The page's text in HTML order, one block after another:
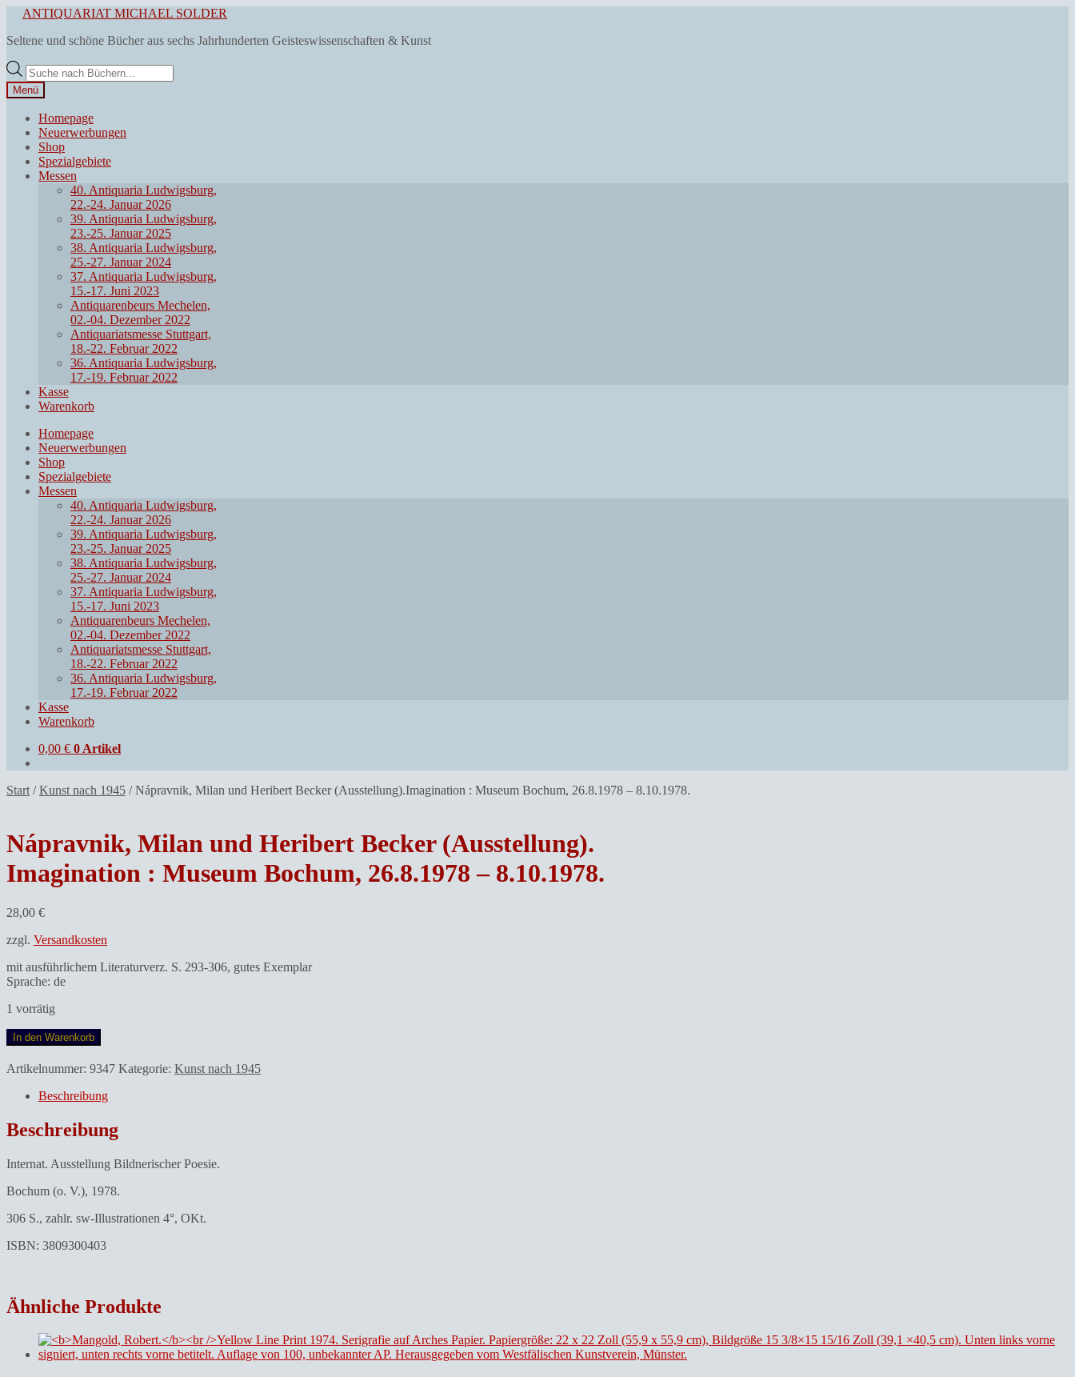
springen
Zum
springen
ANTIQUARIAT MICHAEL SOLDER
Seltene und schöne Bücher aus sechs Jahrhunderten Geisteswissenschaften & Kunst
Products
search
Menü
Homepage
Neuerwerbungen
Shop
Spezialgebiete
Messen
40. Antiquaria Ludwigsburg,
22.-24. Januar 2026
39. Antiquaria Ludwigsburg,
23.-25. Januar 2025
38. Antiquaria Ludwigsburg,
25.-27. Januar 2024
37. Antiquaria Ludwigsburg,
15.-17. Juni 2023
Antiquarenbeurs Mechelen,
02.-04. Dezember 2022
Antiquariatsmesse Stuttgart,
18.-22. Februar 2022
36. Antiquaria Ludwigsburg,
17.-19. Februar 2022
Kasse
Warenkorb
Homepage
Neuerwerbungen
Shop
Spezialgebiete
Messen
40. Antiquaria Ludwigsburg,
22.-24. Januar 2026
39. Antiquaria Ludwigsburg,
23.-25. Januar 2025
38. Antiquaria Ludwigsburg,
25.-27. Januar 2024
37. Antiquaria Ludwigsburg,
15.-17. Juni 2023
Antiquarenbeurs Mechelen,
02.-04. Dezember 2022
Antiquariatsmesse Stuttgart,
18.-22. Februar 2022
36. Antiquaria Ludwigsburg,
17.-19. Februar 2022
Kasse
Warenkorb
0,00 € 0 Artikel
Start /Kunst nach 1945 /Nápravnik, Milan und Heribert Becker (Ausstellung).Imagination : Museum Bochum, 26.8.1978 – 8.10.1978.
Nápravnik, Milan und Heribert Becker (Ausstellung).
Imagination : Museum Bochum, 26.8.1978 – 8.10.1978.
28,00 €
zzgl. Versandkosten
mit ausführlichem Literaturverz. S. 293-306, gutes Exemplar
Sprache: de
1 vorrätig
Nápravnik,
Milan
und
Becker
(Ausstellung).Imagination
:
Museum
26.8.1978
8.10.1978.
In den Warenkorb
Artikelnummer: 9347 Kategorie: Kunst nach 1945
Beschreibung
Beschreibung
Internat. Ausstellung Bildnerischer Poesie.
Bochum (o. V.), 1978.
306 S., zahlr. sw-Illustrationen 4°, OKt.
ISBN: 3809300403
Ähnliche Produkte